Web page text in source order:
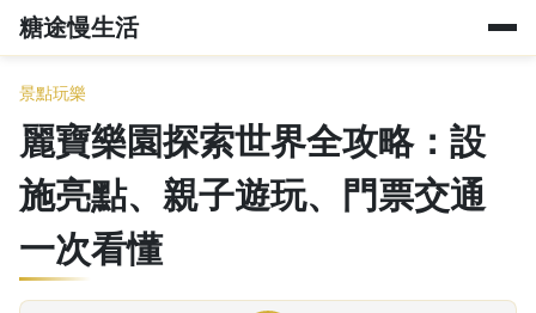
糖途慢生活
景點玩樂
麗寶樂園探索世界全攻略：設
施亮點、親子遊玩、門票交通
一次看懂